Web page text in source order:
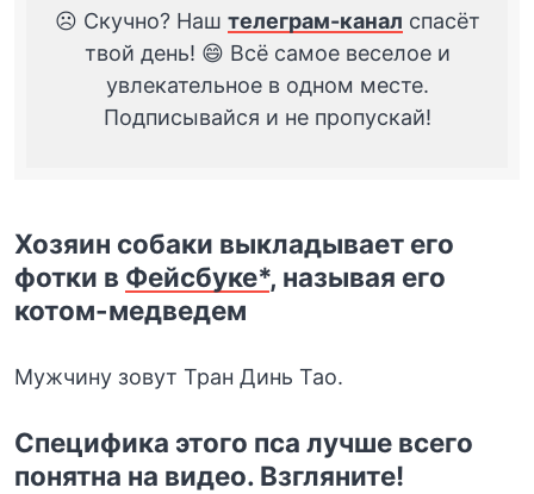
☹️ Скучно? Наш телеграм-канал спасёт
твой день! 😄 Всё самое веселое и
увлекательное в одном месте.
Подписывайся и не пропускай!
Хозяин собаки выкладывает его
фотки в Фейсбуке*, называя его
котом-медведем
Мужчину зовут Тран Динь Тао.
Специфика этого пса лучше всего
понятна на видео. Взгляните!